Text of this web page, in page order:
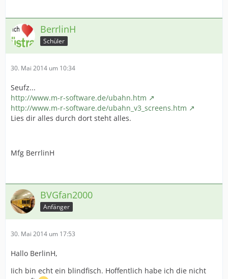
BerrlinH
Schüler
30. Mai 2014 um 10:34
Seufz...
http://www.m-r-software.de/ubahn.htm
http://www.m-r-software.de/ubahn_v3_screens.htm
Lies dir alles durch dort steht alles.
Mfg BerrlinH
BVGfan2000
Anfänger
30. Mai 2014 um 17:53
Hallo BerlinH,
Iich bin echt ein blindfisch. Hoffentlich habe ich die nicht